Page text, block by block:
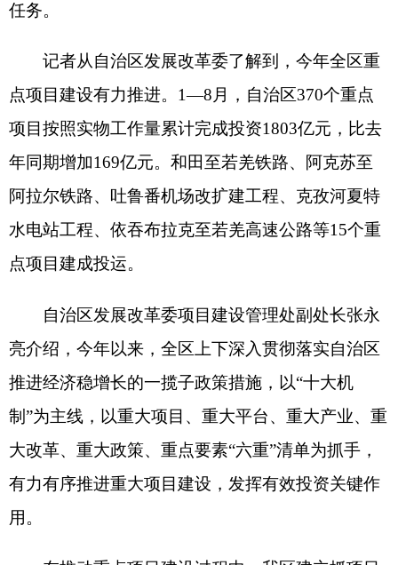
点项目建成投运。
自治区发展改革委项目建设管理处副处长张永
亮介绍，今年以来，全区上下深入贯彻落实自治区
推进经济稳增长的一揽子政策措施，以“十大机
大改革、重大政策、重点要素“六重”清单为抓手，
有力有序推进重大项目建设，发挥有效投资关键作
用。
在推动重点项目建设过程中，我区建立抓项目
资、地方政府专项债资金的撬动作用，突出用好政
策性开发性金融工具和
5660亿元专项信贷资金，加
大信贷支持力度，保障重大项目融资需求。
“我们还用好自治区重点项目前期工作联席会议
制度，提高重大项目前期工作审批服务效率，实行
最大程度函告审核、最快速度并联审批、最优限度